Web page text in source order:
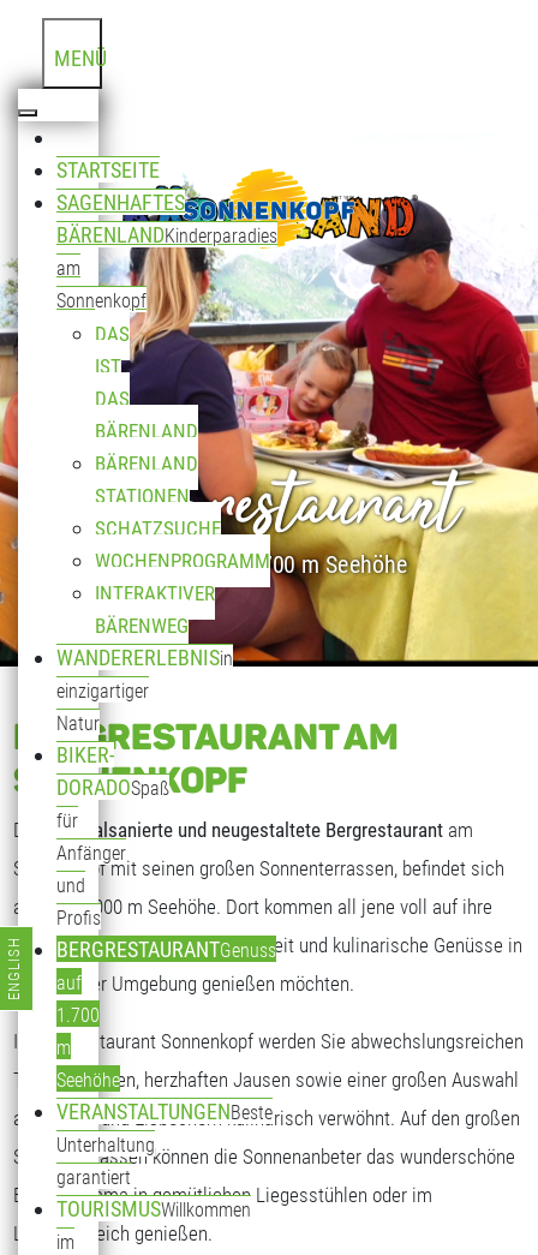
MENÜ
STARTSEITE
SAGENHAFTES
BÄRENLANDKinderparadies
am
Sonnenkopf
DAS
IST
DAS
BÄRENLAND
BÄRENLAND
STATIONEN
SCHATZSUCHE
WOCHENPROGRAMM
INTERAKTIVER
BÄRENWEG
WANDERERLEBNISin
einzigartiger
Natur
BIKER-
DORADOSpaß
für
Anfänger
und
Profis
BERGRESTAURANTGenuss
auf
1.700
m
Seehöhe
VERANSTALTUNGENBeste
Unterhaltung
garantiert
TOURISMUSWillkommen
im
Bergrestaurant
Genuss auf 1.700 m Seehöhe
BERGRESTAURANT AM
SONNENKOPF
Das generalsanierte und neugestaltete Bergrestaurant am
Sonnenkopf mit seinen großen Sonnenterrassen, befindet sich
auf fast 2.000 m Seehöhe. Dort kommen all jene voll auf ihre
Kosten, die freundliche Gastlichkeit und kulinarische Genüsse in
traumhafter Umgebung genießen möchten.
Im Bergrestaurant Sonnenkopf werden Sie abwechslungsreichen
Tagesgerichten, herzhaften Jausen sowie einer großen Auswahl
an Kuchen und Eisbechern kulinarisch verwöhnt. Auf den großen
Sonnenterrassen können die Sonnenanbeter das wunderschöne
Bergpanorama in gemütlichen Liegesstühlen oder im
Loungebereich genießen.
Sprache auswählen
ENGLISH